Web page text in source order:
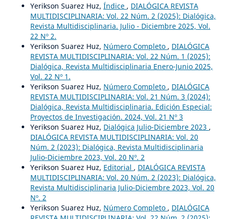
Yerikson Suarez Huz, Índice , DIALÓGICA REVISTA
MULTIDISCIPLINARIA: Vol. 22 Núm. 2 (2025): Dialógica,
Revista Multidisciplinaria. Julio - Diciembre 2025, Vol.
22 Nº 2.
Yerikson Suarez Huz, Número Completo , DIALÓGICA
REVISTA MULTIDISCIPLINARIA: Vol. 22 Núm. 1 (2025):
Dialógica, Revista Multidisciplinaria Enero-Junio 2025,
Vol. 22 Nº 1.
Yerikson Suarez Huz, Número Completo , DIALÓGICA
REVISTA MULTIDISCIPLINARIA: Vol. 21 Núm. 3 (2024):
Dialógica, Revista Multidisciplinaria. Edición Especial:
Proyectos de Investigación. 2024, Vol. 21 Nº 3
Yerikson Suarez Huz, Dialógica Julio-Diciembre 2023 ,
DIALÓGICA REVISTA MULTIDISCIPLINARIA: Vol. 20
Núm. 2 (2023): Dialógica, Revista Multidisciplinaria
Julio-Diciembre 2023, Vol. 20 Nº. 2
Yerikson Suarez Huz, Editorial , DIALÓGICA REVISTA
MULTIDISCIPLINARIA: Vol. 20 Núm. 2 (2023): Dialógica,
Revista Multidisciplinaria Julio-Diciembre 2023, Vol. 20
Nº. 2
Yerikson Suarez Huz, Número Completo , DIALÓGICA